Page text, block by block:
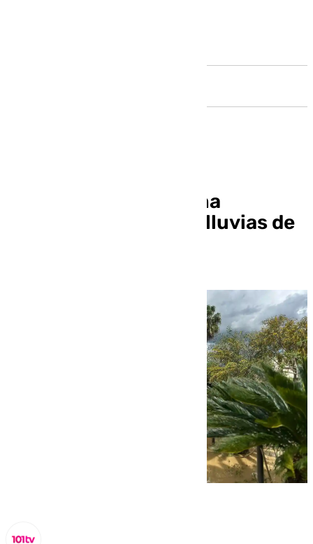
Cártama pide ser ‘zona
catastrófica’ tras las lluvias de